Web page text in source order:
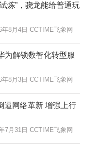
炼”，骁龙能给普通玩
年8月4日 CCTIME飞象网
为解锁数智化转型服
年8月3日 CCTIME飞象网
逼网络革新 增强上行
7月31日 CCTIME飞象网